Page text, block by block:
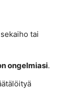
tai
ongelmiasi.